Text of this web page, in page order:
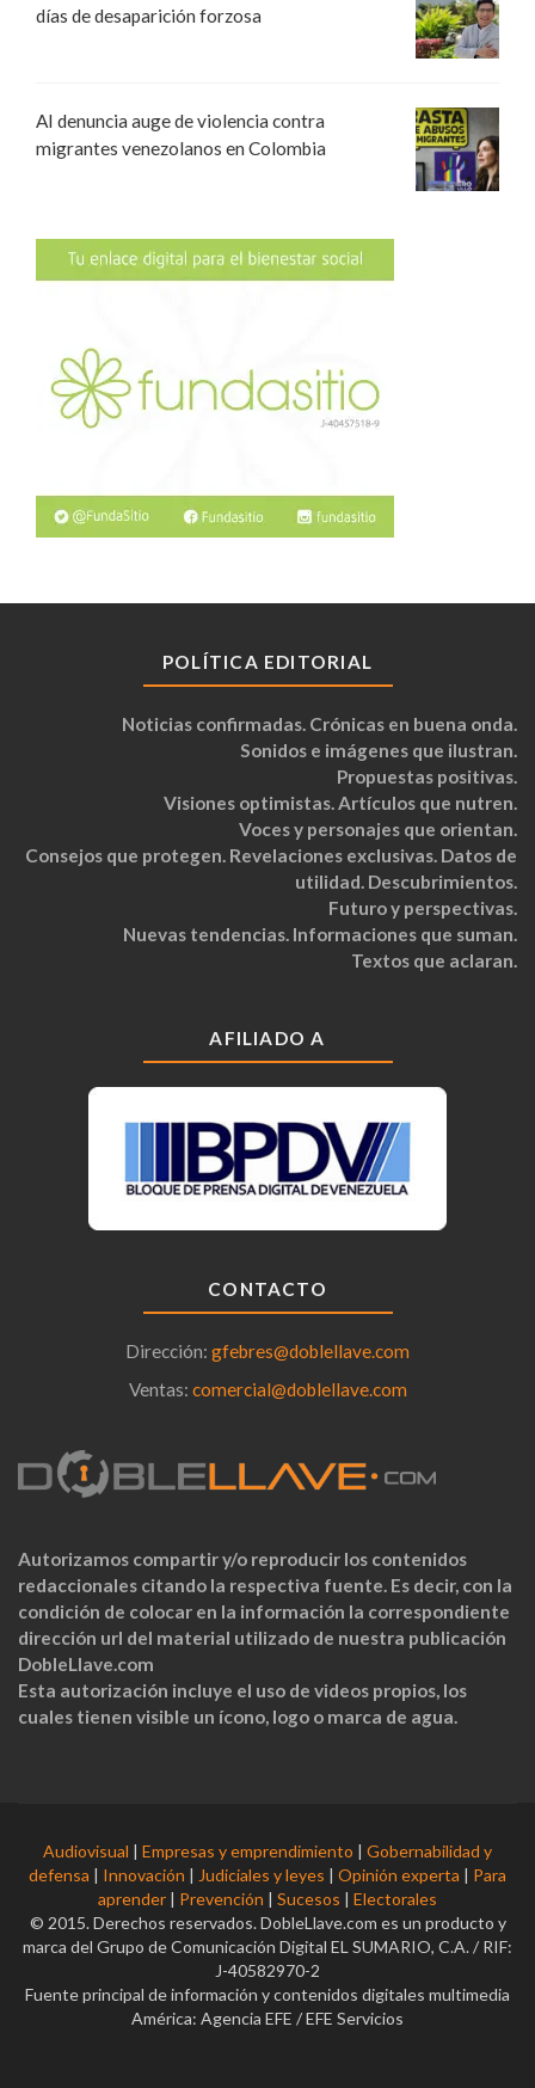
días de desaparición forzosa
AI denuncia auge de violencia contra
migrantes venezolanos en Colombia
POLÍTICA EDITORIAL
Noticias confirmadas. Crónicas en buena onda.
Sonidos e imágenes que ilustran.
Propuestas positivas.
Visiones optimistas. Artículos que nutren.
Voces y personajes que orientan.
Consejos que protegen. Revelaciones exclusivas. Datos de
utilidad. Descubrimientos.
Futuro y perspectivas.
Nuevas tendencias. Informaciones que suman.
Textos que aclaran.
AFILIADO A
CONTACTO
Dirección: gfebres@doblellave.com
Ventas: comercial@doblellave.com
Autorizamos compartir y/o reproducir los contenidos
redaccionales citando la respectiva fuente. Es decir, con la
condición de colocar en la información la correspondiente
dirección url del material utilizado de nuestra publicación
DobleLlave.com
Esta autorización incluye el uso de videos propios, los
cuales tienen visible un ícono, logo o marca de agua.
Audiovisual | Empresas y emprendimiento | Gobernabilidad y
defensa | Innovación | Judiciales y leyes | Opinión experta | Para
aprender | Prevención | Sucesos | Electorales
© 2015. Derechos reservados. DobleLlave.com es un producto y
marca del Grupo de Comunicación Digital EL SUMARIO, C.A. / RIF:
J-40582970-2
Fuente principal de información y contenidos digitales multimedia
América: Agencia EFE / EFE Servicios